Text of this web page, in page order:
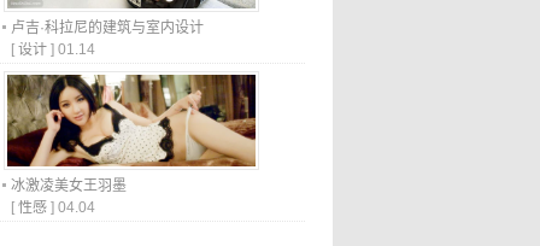
卢吉·科拉尼的建筑与室内设计
[ 设计 ] 01.14
冰激凌美女王羽墨
[ 性感 ] 04.04